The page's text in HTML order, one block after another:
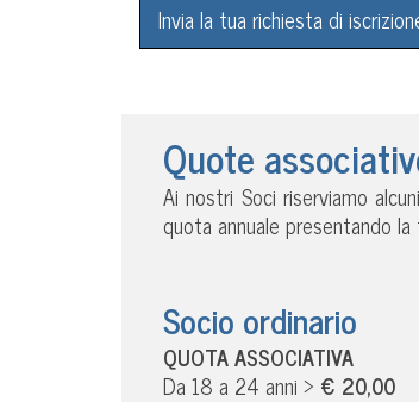
Invia la tua richiesta di
Quote
Ai nostri Soci riserviamo
quota annuale presentando
Socio ordinario
QUOTA ASSOCIATIVA
Da 18 a 24 anni > € 20,00